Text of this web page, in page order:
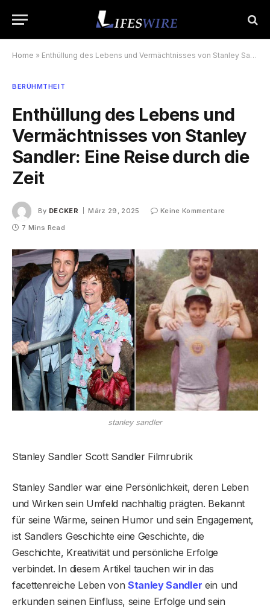
Home » Enthüllung des Lebens und Vermächtnisses von Stanley Sandler: Eine Reise durch die Zeit
BERÜHMTHEIT
Enthüllung des Lebens und
Vermächtnisses von Stanley
Sandler: Eine Reise durch die
Zeit
By DECKER März 29, 2025
Keine Kommentare
7 Mins Read
stanley sandler
Stanley Sandler Scott Sandler Filmrubrik
Stanley Sandler war eine Persönlichkeit, deren Leben
und Wirken sein Umfeld nachhaltig prägten. Bekannt
für seine Wärme, seinen Humor und sein Engagement,
ist Sandlers Geschichte eine Geschichte, die
Geschichte, Kreativität und persönliche Erfolge
verbindet. In diesem Artikel tauchen wir in das
facettenreiche Leben von Stanley Sandler ein und
erkunden seinen Einfluss, seine Erfolge und sein